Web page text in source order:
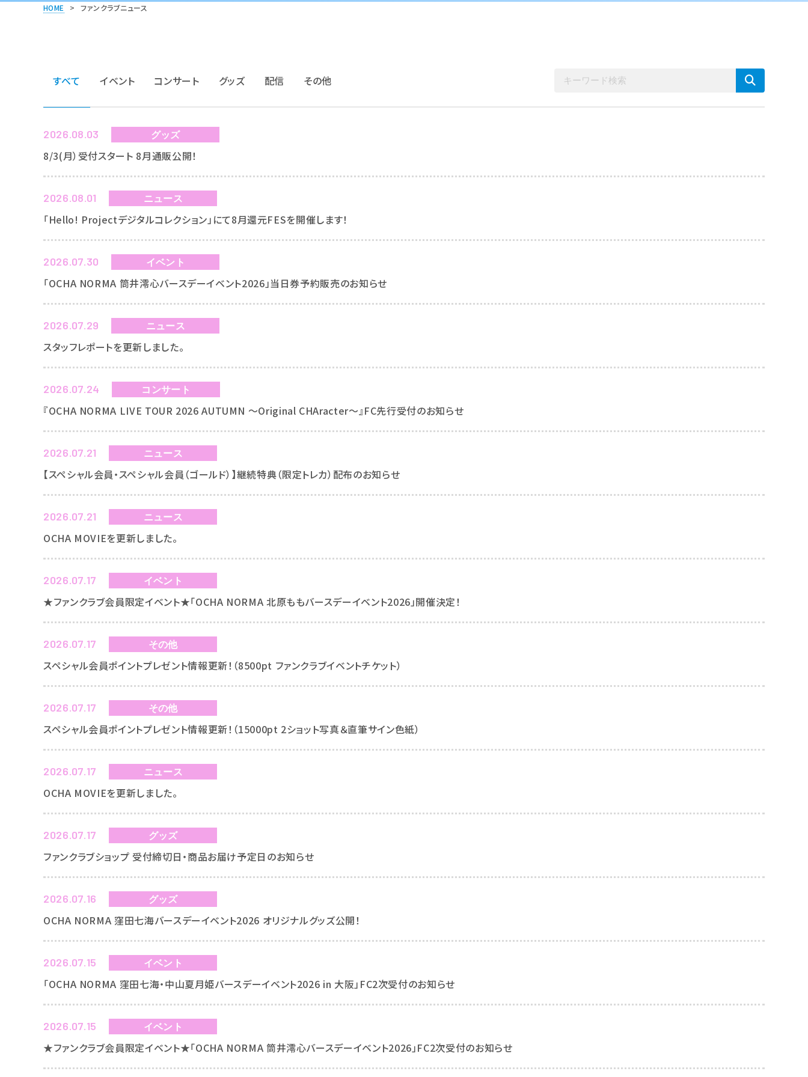
HOME > ファンクラブニュース
すべて イベント コンサート グッズ 配信 その他
2026.08.03 グッズ
8/3(月）受付スタート 8月通販公開！
2026.08.01 ニュース
「Hello! Projectデジタルコレクション」にて8月還元FESを開催します！
2026.07.30 イベント
「OCHA NORMA 筒井澪心バースデーイベント2026」当日券予約販売のお知らせ
2026.07.29 ニュース
スタッフレポートを更新しました。
2026.07.24 コンサート
『OCHA NORMA LIVE TOUR 2026 AUTUMN ～Original CHAracter～』FC先行受付のお知らせ
2026.07.21 ニュース
【スペシャル会員・スペシャル会員（ゴールド）】継続特典（限定トレカ）配布のお知らせ
2026.07.21 ニュース
OCHA MOVIEを更新しました。
2026.07.17 イベント
★ファンクラブ会員限定イベント★「OCHA NORMA 北原ももバースデーイベント2026」開催決定！
2026.07.17 その他
スペシャル会員ポイントプレゼント情報更新！（8500pt ファンクラブイベントチケット）
2026.07.17 その他
スペシャル会員ポイントプレゼント情報更新！（15000pt 2ショット写真＆直筆サイン色紙）
2026.07.17 ニュース
OCHA MOVIEを更新しました。
2026.07.17 グッズ
ファンクラブショップ 受付締切日・商品お届け予定日のお知らせ
2026.07.16 グッズ
OCHA NORMA 窪田七海バースデーイベント2026 オリジナルグッズ公開！
2026.07.15 イベント
「OCHA NORMA 窪田七海・中山夏月姫バースデーイベント2026 in 大阪」FC2次受付のお知らせ
2026.07.15 イベント
★ファンクラブ会員限定イベント★「OCHA NORMA 筒井澪心バースデーイベント2026」FC2次受付のお知らせ